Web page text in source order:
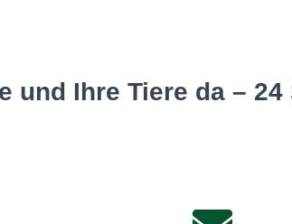
und Ihre Tiere da –